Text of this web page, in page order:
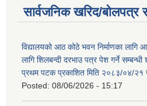
सार्वजनिक खरिद/बोलपत्र
विद्यालयको आठ कोठे भवन निर्माणका लागि
लागि शिलबन्दी दरभाउ पत्र पेश गर्ने
प्रथम पटक प्रकाशित मिति २०८३/०४/२१
Posted: 08/06/2026 - 15:17